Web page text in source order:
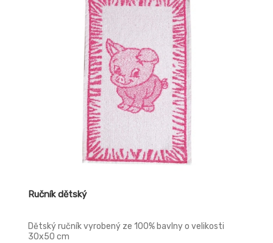
Ručník dětský
Dětský ručník vyrobený ze 100% bavlny o velikosti
30x50 cm